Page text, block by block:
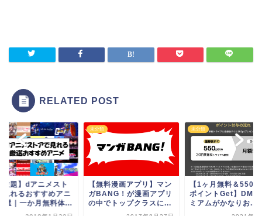
RELATED POST
料漫画アプリ】マン
！が漫画アプリ
でトップクラスに...
未分類
【1ヶ月無料＆550円分
ポイントGet】DMMプレ
ミアムがかなりお...
未分類
【見放題】dアニメ
アで見れるおすすめ
メ30選｜一か月無料